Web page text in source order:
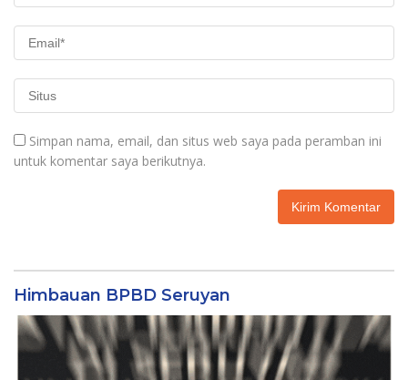
Simpan nama, email, dan situs web saya pada peramban ini
untuk komentar saya berikutnya.
Himbauan BPBD Seruyan